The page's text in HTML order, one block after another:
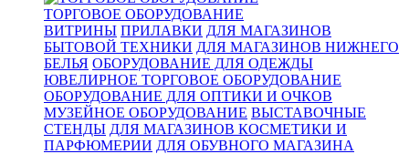
ТОРГОВОЕ ОБОРУДОВАНИЕ
ВИТРИНЫ ПРИЛАВКИ ДЛЯ МАГАЗИНОВ
БЫТОВОЙ ТЕХНИКИ ДЛЯ МАГАЗИНОВ НИЖНЕГО
БЕЛЬЯ ОБОРУДОВАНИЕ ДЛЯ ОДЕЖДЫ
ЮВЕЛИРНОЕ ТОРГОВОЕ ОБОРУДОВАНИЕ
ОБОРУДОВАНИЕ ДЛЯ ОПТИКИ И ОЧКОВ
МУЗЕЙНОЕ ОБОРУДОВАНИЕ ВЫСТАВОЧНЫЕ
СТЕНДЫ ДЛЯ МАГАЗИНОВ КОСМЕТИКИ И
ПАРФЮМЕРИИ ДЛЯ ОБУВНОГО МАГАЗИНА